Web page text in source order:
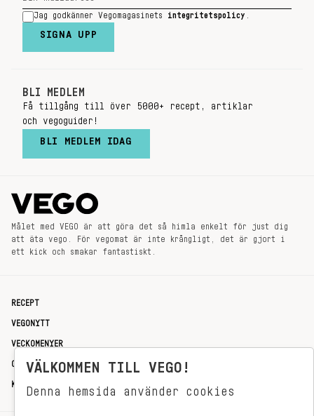
Jag godkänner Vegomagasinets integritetspolicy
SIGNA UPP
BLI MEDLEM
Få tillgång till över 5000+ recept, artiklar
och vegoguider!
BLI MEDLEM IDAG
Målet med VEGO är att göra det så himla enkelt för just dig
att äta vego. För vegomat är inte krångligt, det är gjort i
ett kick och smakar fantastiskt.
RECEPT
VEGONYTT
VECKOMENYER
OM OSS
KONTAKT
VÄLKOMMEN TILL VEGO!
Denna hemsida använder cookies